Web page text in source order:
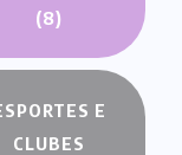
(8)
E
CLUBES